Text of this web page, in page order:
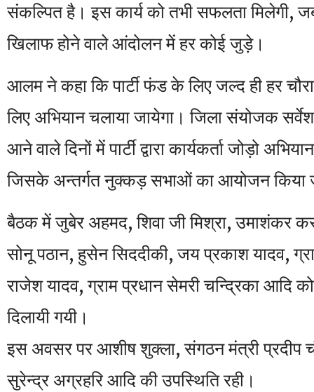
संकल्पित है। इस कार्य को तभी सफलता मिलेगी,
खिलाफ होने वाले आंदोलन में हर कोई जुड़े।
आलम ने कहा कि पार्टी फंड के लिए जल्द ही हर
लिए अभियान चलाया जायेगा। जिला संयोजक
आने वाले दिनों में पार्टी द्वारा कार्यकर्ता जोड़ो
जिसके अन्तर्गत नुक्कड़ सभाओं का आयोजन किया
बैठक में जुबेर अहमद, शिवा जी मिश्रा, उमाशंकर
सोनू पठान, हुसेन सिददीकी, जय प्रकाश यादव,
राजेश यादव, ग्राम प्रधान सेमरी चन्द्रिका आदि को
दिलायी गयी।
इस अवसर पर आशीष शुक्ला, संगठन मंत्री प्रदीप
सुरेन्द्र अग्रहरि आदि की उपस्थिति रही।